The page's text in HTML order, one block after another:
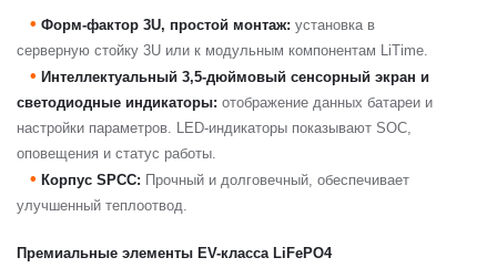
• Форм-фактор 3U, простой монтаж: установка в
серверную стойку 3U или к модульным компонентам LiTime.
• Интеллектуальный 3,5-дюймовый сенсорный экран и
светодиодные индикаторы: отображение данных батареи и
настройки параметров. LED-индикаторы показывают SOC,
оповещения и статус работы.
• Корпус SPCC: Прочный и долговечный, обеспечивает
улучшенный теплоотвод.
Премиальные элементы EV-класса LiFePO4